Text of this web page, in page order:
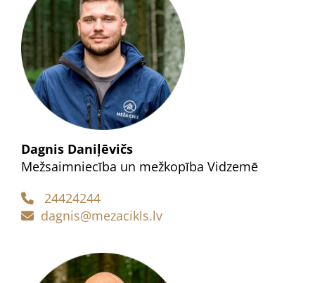
Dagnis Daniļēvičs
Mežsaimniecība un mežkopība Vidzemē
 24424244
 dagnis@mezacikls.lv